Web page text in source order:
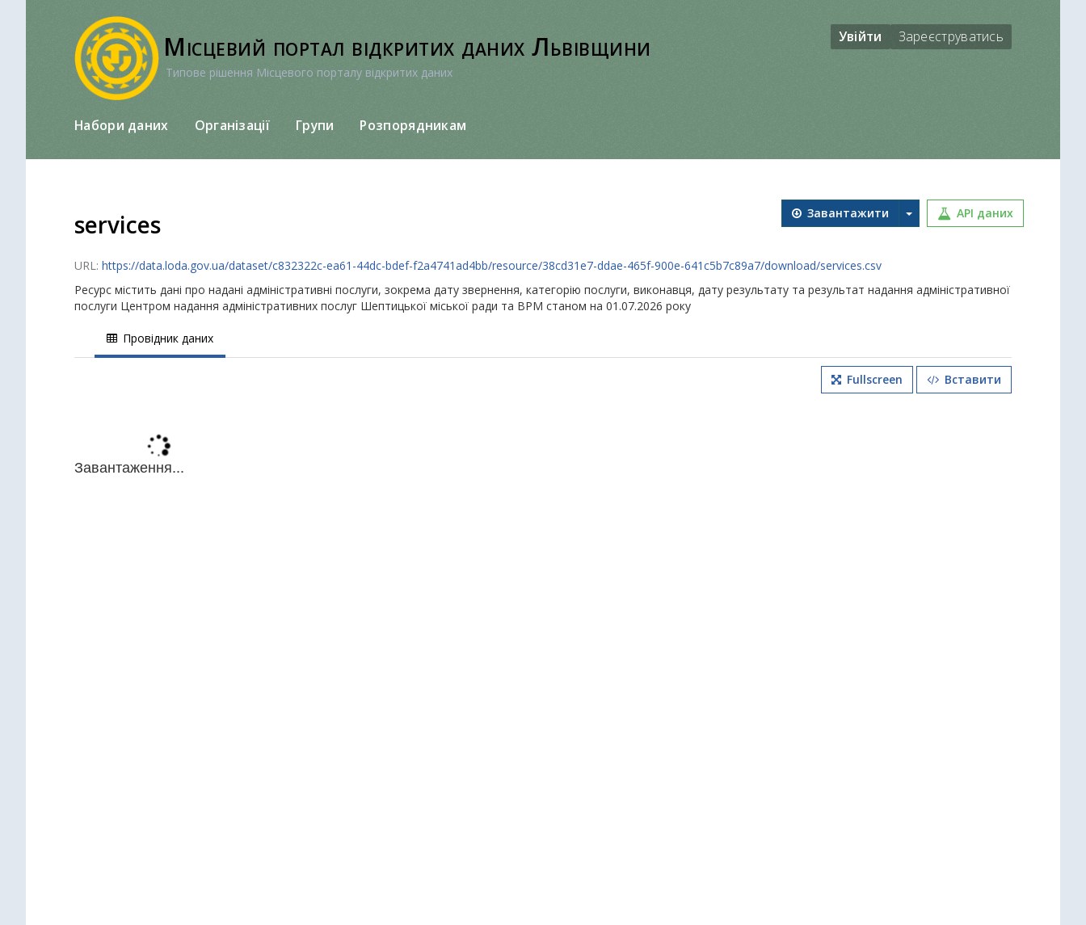
Місцевий портал відкритих даних Львівщини
Типове рішення Місцевого порталу відкритих даних
Увійти Зареєструватись
Набори даних Організації Групи Розпорядникам
Завантажити API даних
services
URL: https://data.loda.gov.ua/dataset/c832322c-ea61-44dc-bdef-f2a4741ad4bb/resource/38cd31e7-ddae-465f-900e-641c5b7c89a7/download/services.csv
Ресурс містить дані про надані адміністративні послуги, зокрема дату звернення, категорію послуги, виконавця, дату результату та результат надання адміністративної
послуги Центром надання адміністративних послуг Шептицької міської ради та ВРМ станом на 01.07.2026 року
Провідник даних
Fullscreen Вставити